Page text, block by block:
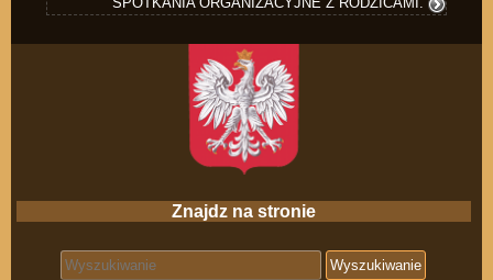
Znajdz na stronie
Search for: